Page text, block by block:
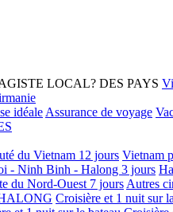
LOCAL? DES PAYS
idéale Assurance de voyage
du Vietnam 12 jours Vietnam
- Ninh Binh - Halong 3 jours
du Nord-Ouest 7 jours Autres
Croisière et 1 nuit sur